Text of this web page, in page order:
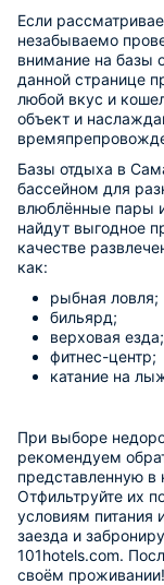
Если
незабываемо
внимание на базы
данной странице
любой вкус и
объект и
Базы отдыха в
бассейном для
влюблённые пары
найдут выгодное
качестве
как:
рыбная ловля;
бильярд;
верховая езда;
фитнес-центр;
катание на
При выборе
рекомендуем
представленную в
Отфильтруйте их
условиям питания
заезда и
101hotels.com.
своём проживании!